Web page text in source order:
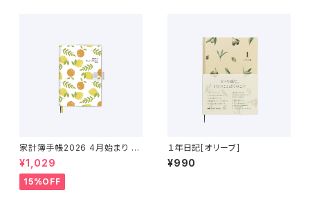
家計簿手帳2026 4月始まり （2
026年3月〜2027年4月）
¥1,029
15%OFF
１年日記[オリーブ]
¥990